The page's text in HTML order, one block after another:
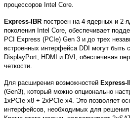
процессоров Intel Core.
Express-IBR построен на 4-ядерных и 2-
поколения Intel Core, обеспечивает
PCI Express (PCIe) Gen 3 и до трех
встроенных интерфейса DDI могут быть
DisplayPort, HDMI и DVI, обеспечивая
четкости.
Для расширения возможностей Express-
(Gen3), который можно опционально
1xPCIe x8 + 2xPCIe x4. Это позволяет
интерфейсов, необходимых для решения